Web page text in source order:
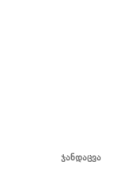
ჯანდაცვა